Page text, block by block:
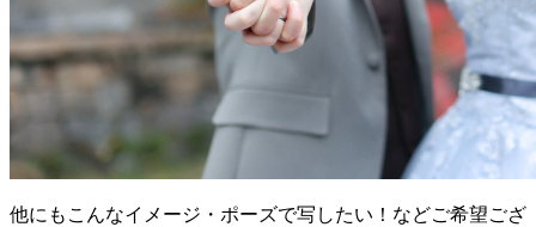
他にもこんなイメージ・ポーズで写したい！などご希望ござ